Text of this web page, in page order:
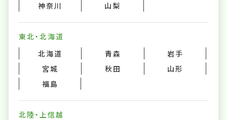
神奈川
山梨
東北・北海道
北海道
青森
岩手
宮城
秋田
山形
福島
北陸・上信越